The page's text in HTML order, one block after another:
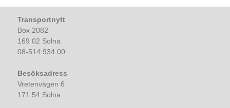
Transportnytt
Box 2082
169 02 Solna
08-514 934 00
Besöksadress
Vretenvägen 6
171 54 Solna